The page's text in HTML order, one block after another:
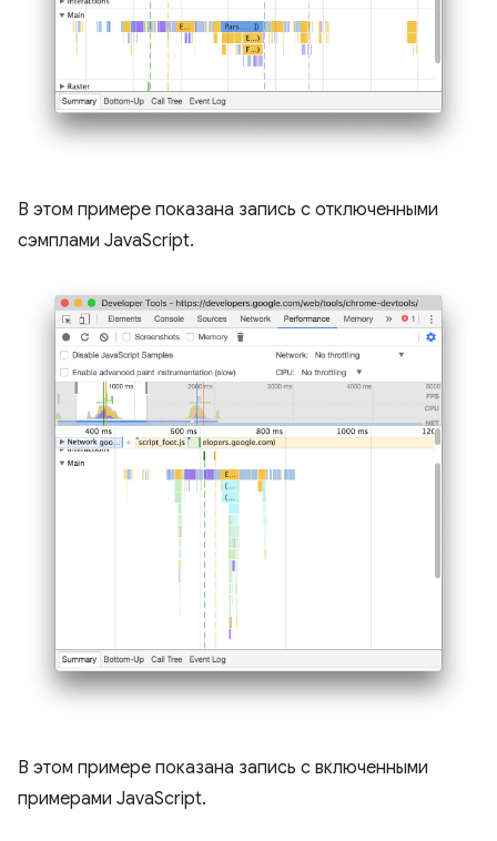
В этом примере показана запись с отключенными
сэмплами JavaScript.
В этом примере показана запись с включенными
примерами JavaScript.